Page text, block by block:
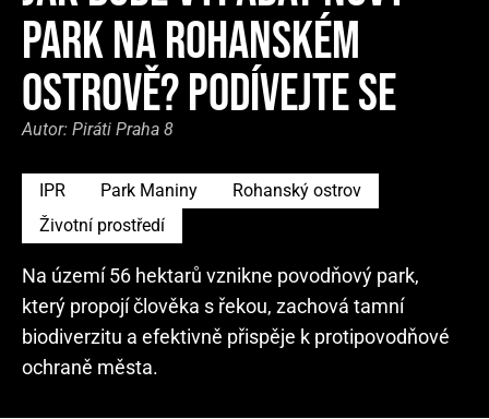
PARK NA ROHANSKÉM
OSTROVĚ? PODÍVEJTE SE
Autor: Piráti Praha 8
IPR Park Maniny
Rohanský ostrov
Životní prostředí
Na území 56 hektarů vznikne povodňový park,
který propojí člověka s řekou, zachová tamní
biodiverzitu a efektivně přispěje k protipovodňové
ochraně města.